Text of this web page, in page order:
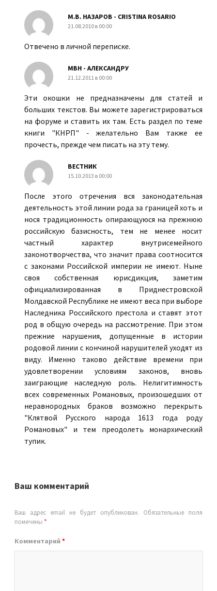
М.В. НАЗАРОВ - CRISTINA ROSARIO
21.08.2010 в 00:00
Отвечено в личной переписке.
МВН - АЛЕКСАНДРУ
21.12.2011 в 00:00
Эти окошки не предназначены для статей и
больших текстов. Вы можете зарегистрироваться
на форуме и ставить их там. Есть раздел по теме
книги "КНРП" - желательно Вам также ее
прочесть, прежде чем писать на эту тему.
ВЕСТНИК
15.10.2013 в 00:00
После этого отречения вся законодательная
деятельность этой линии рода за границей хоть и
нося традиционность опирающуюся на прежнюю
российскую базисность, тем не менее носит
частный характер внутрисемейного
законотворчества, что значит права соотносится
с законами Российской империи не имеют. Ныне
своя собственная юрисдикция, заметим
официализированная в Приднестровской
Молдавской Республике не имеют веса при выборе
Наследника Российского престола и ставят этот
род в общую очередь на рассмотрение. При этом
прежние нарушения, допущенные в истории
родовой линии с кончиной нарушителей уходят из
виду. Именно таково действие времени при
удовлетворении условиям законов, вновь
заиграющие наследную роль. Нелигитимность
всех современных Романовых, произошедших от
неравнородных браков возможно перекрыть
"Клятвой Русского народа 1613 года роду
Романовых" и тем преодолеть монархический
тупик.
Ваш комментарий
Ваш адрес email не будет опубликован.
Обязательные поля
помечены *
Комментарий *